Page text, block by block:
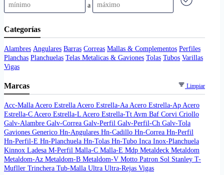
a
Categorías
Alambres Angulares Barras Correas Mallas & Complementos Perfiles
Planchas Planchuelas Telas Metalicas & Gaviones Tolas Tubos Varillas
Vigas
Marcas Limpiar
Acc-Malla Acero Estrella Acero Estrella-Aa Acero Estrella-Ap Acero
Estrella-C Acero Estrella-L Acero Estrella-Tt Avm Baf Corvi Criollo
Galv-Alambre Galv-Correa Galv-Perfil Galv-Perfil-Ch Galv-Tola
Gaviones Generico Hn-Angulares Hn-Cadillo Hn-Correa Hn-Perfil
Hn-Perfil-E Hn-Planchuela Hn-Tolas Hn-Tubo Inca Inox-Planchuela
Kinnox Ladesa M-Perfil Malla-C Malla-E Mdp Metaldeck Metaldom
Metaldom-Az Metaldom-B Metaldom-V Motto Patron Sol Stanley T-
Mufller Trinchera Tub-Malla Ultra Ultra-Rejas Vigas